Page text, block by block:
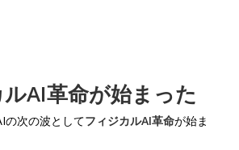
AI革命が始まった
の次の波としてフィジカルAI革命が始ま